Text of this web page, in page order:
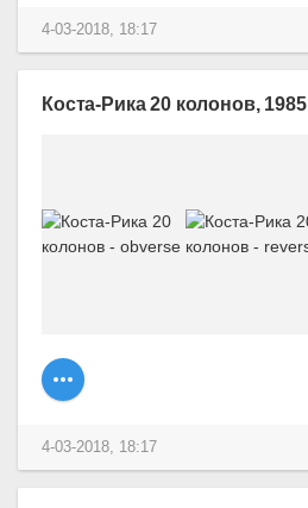
4-03-2018, 18:17
Коста-Рика 20 колонов, 1985
4-03-2018, 18:17